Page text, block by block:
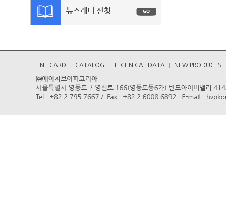
LINE CARD CATALOG TECHNICAL DATA NEW PRODUCTS